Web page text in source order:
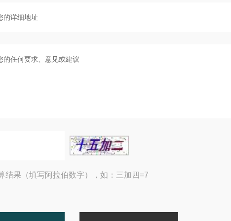
结果（填写阿拉伯数字），如：三加四=7